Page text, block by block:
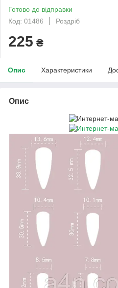
Готово до відправки
Код: 01486
Роздріб
225 ₴
Опис Характеристики
Опис